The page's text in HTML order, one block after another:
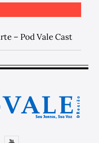
– Pod Vale Cast